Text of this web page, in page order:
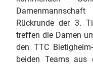
Rückrunde der 3.
treffen die Damen
den TTC
beiden Teams aus